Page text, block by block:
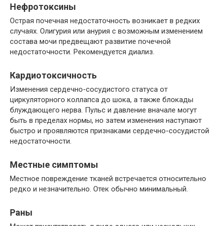
Нефротоксины
Острая почечная недостаточность возникает в редких
случаях. Олигурия или анурия с возможным изменением
состава мочи предвещают развитие почечной
недостаточности. Рекомендуется диализ.
Кардиотоксичность
Изменения сердечно-сосудистого статуса от
циркуляторного коллапса до шока, а также блокады
блуждающего нерва. Пульс и давление вначале могут
быть в пределах нормы, но затем изменения наступают
быстро и проявляются признаками сердечно-сосудистой
недостаточности.
Местные симптомы
Местное повреждение тканей встречается относительно
редко и незначительно. Отек обычно минимальный.
Раны